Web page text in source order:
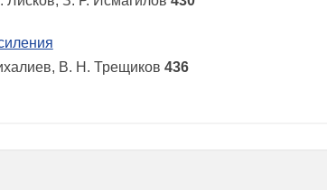
В. Н. Трещиков 436